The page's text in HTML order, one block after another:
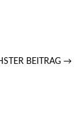
BEITRAG →